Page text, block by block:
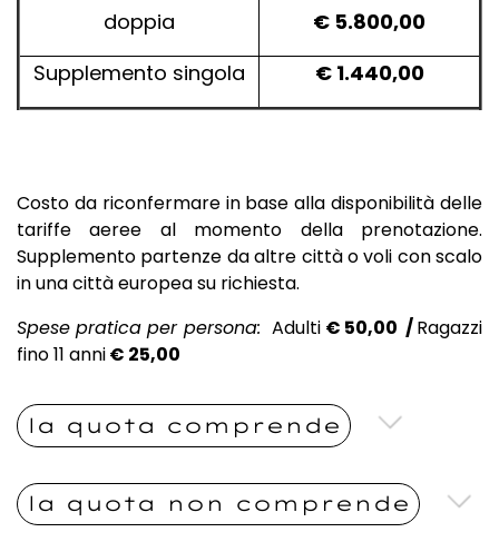
doppia
€ 5.800,00
Supplemento singola
€ 1.440,00
Costo da riconfermare in base alla disponibilità delle
tariffe aeree al momento della prenotazione.
Supplemento partenze da altre città o voli con scalo
in una città europea su richiesta.
Spese pratica per persona: Adulti € 50,00 /Ragazzi
fino 11 anni€ 25,00
la quota comprende
la quota non comprende